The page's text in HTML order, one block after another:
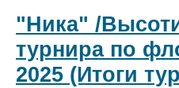
"Ника" /
турнира по
2025 (Итоги